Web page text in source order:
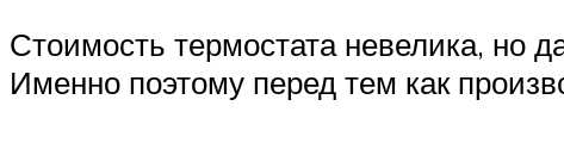
Стоимость термостата невелика, но
Именно поэтому перед тем как